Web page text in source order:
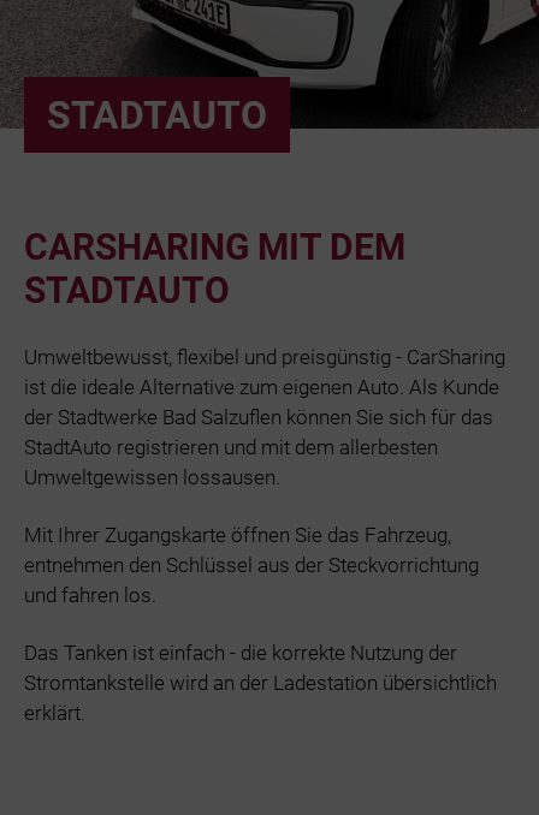
STADTAUTO
CARSHARING MIT DEM
STADTAUTO
Umweltbewusst, flexibel und preisgünstig - CarSharing
ist die ideale Alternative zum eigenen Auto. Als Kunde
der Stadtwerke Bad Salzuflen können Sie sich für das
StadtAuto registrieren und mit dem allerbesten
Umweltgewissen lossausen.
Mit Ihrer Zugangskarte öffnen Sie das Fahrzeug,
entnehmen den Schlüssel aus der Steckvorrichtung
und fahren los.
Das Tanken ist einfach - die korrekte Nutzung der
Stromtankstelle wird an der Ladestation übersichtlich
erklärt.
Bäder
Beruf &